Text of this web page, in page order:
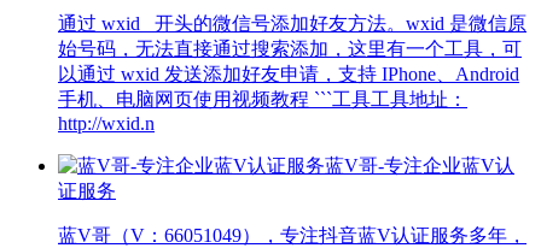
通过 wxid_ 开头的微信号添加好友方法。wxid 是微信原
始号码，无法直接通过搜索添加，这里有一个工具，可
以通过 wxid 发送添加好友申请，支持 IPhone、Android
手机、电脑网页使用视频教程 ```工具工具地址：
http://wxid.n
蓝V哥-专注企业蓝V认
证服务
蓝V哥（V：66051049），专注抖音蓝V认证服务多年，